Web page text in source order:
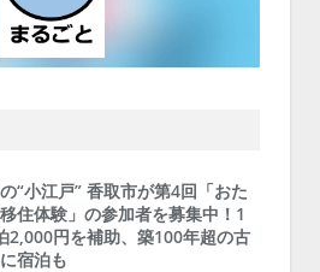
“小江戸” 香取市が第4回「おた
住体験」の参加者を募集中！1
2,000円を補助、築100年超の古
宿泊も